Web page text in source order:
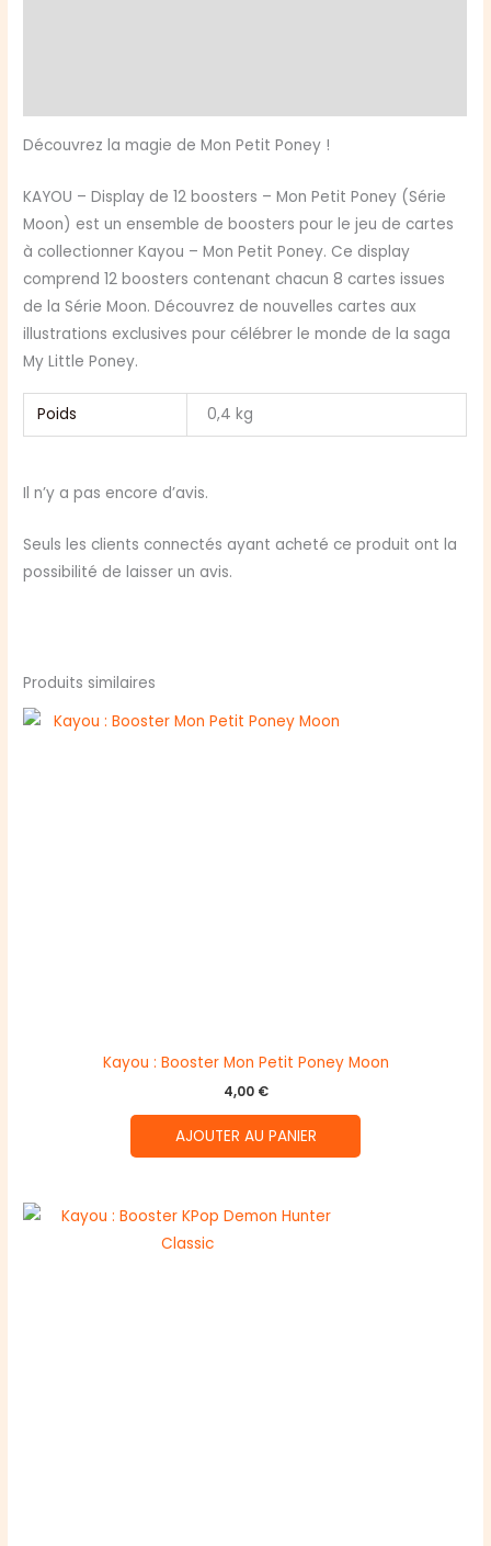
12
Découvrez la magie de Mon Petit Poney !
KAYOU – Display de 12 boosters – Mon Petit Poney (Série
Moon) est un ensemble de boosters pour le jeu de cartes
à collectionner Kayou – Mon Petit Poney. Ce display
comprend 12 boosters contenant chacun 8 cartes issues
de la Série Moon. Découvrez de nouvelles cartes aux
illustrations exclusives pour célébrer le monde de la saga
My Little Poney.
Poids 0,4 kg
Il n’y a pas encore d’avis.
Seuls les clients connectés ayant acheté ce produit ont la
possibilité de laisser un avis.
Produits similaires
Kayou : Booster Mon Petit Poney Moon
4,00 €
AJOUTER AU PANIER